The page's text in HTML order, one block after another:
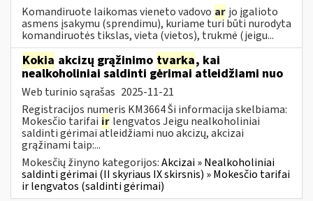
Komandiruote laikomas vieneto vadovo ar jo įgalioto
asmens įsakymu (sprendimu), kuriame turi būti nurodyta
komandiruotės tikslas, vieta (vietos), trukmė (jeigu...
Kokia akcizų grąžinimo tvarka, kai
nealkoholiniai saldinti gėrimai atleidžiami nuo
Web turinio sąrašas 2025-11-21
Registracijos numeris KM3664 Ši informacija skelbiama:
Mokesčio tarifai ir lengvatos Jeigu nealkoholiniai
saldinti gėrimai atleidžiami nuo akcizų, akcizai
grąžinami taip:...
Mokesčių žinyno kategorijos:Akcizai » Nealkoholiniai
saldinti gėrimai (II skyriaus IX skirsnis) » Mokesčio tarifai
ir lengvatos (saldinti gėrimai)